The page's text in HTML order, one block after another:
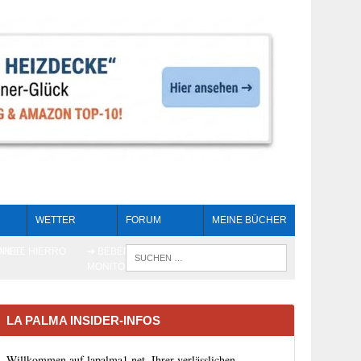
WETTER FORUM MEINE BÜCHER
LA PALMA INSIDER-INFOS